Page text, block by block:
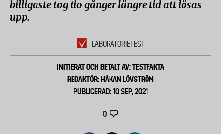
billigaste tog tio gånger längre tid att lösas
upp.
LABORATORIETEST
INITIERAT OCH BETALT AV: TESTFAKTA
REDAKTÖR: HÅKAN LÖVSTRÖM
PUBLICERAD: 10 SEP, 2021
0